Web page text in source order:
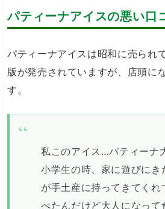
パティーナアイスの悪い口
パティーナアイスは昭和に売られ
版が発売されていますが、店頭に
す。
私このアイス…パティーナ
小学生の時、家に遊びにき
が手土産に持ってきてくれ
べたんだけど大人になって